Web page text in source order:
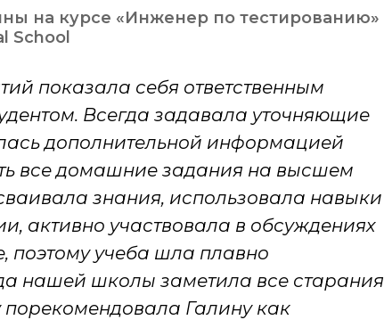
на курсе «Инженер по тестированию»
School
показала себя ответственным
Всегда задавала уточняющие
дополнительной информацией
все домашние задания на высшем
знания, использовала навыки
активно участвовала в обсуждениях
поэтому учеба шла плавно
нашей школы заметила все старания
порекомендовала Галину как